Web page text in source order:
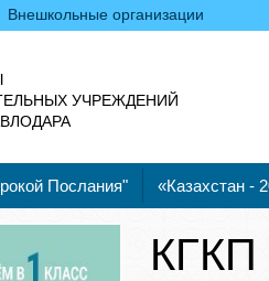
Внешкольные организации
УЧРЕЖДЕНИЙ
Послания" «Казахстан -